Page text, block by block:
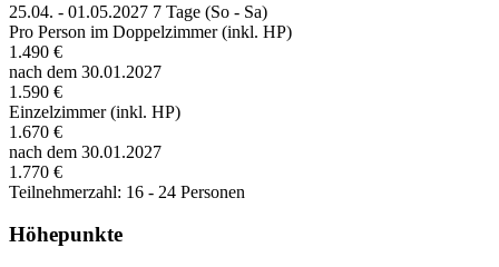
25.04. - 01.05.2027 7 Tage (So - Sa)
Pro Person im Doppelzimmer (inkl. HP)
1.490 €
nach dem 30.01.2027
1.590 €
Einzelzimmer (inkl. HP)
1.670 €
nach dem 30.01.2027
1.770 €
Teilnehmerzahl: 16 - 24 Personen
Höhepunkte